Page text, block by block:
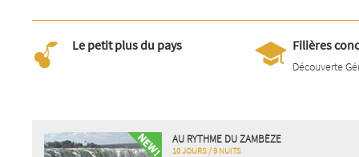
Le petit plus du pays Filières
Découverte
AU RYTHME DU ZAMBÈZE
10 JOURS / 9 NUITS